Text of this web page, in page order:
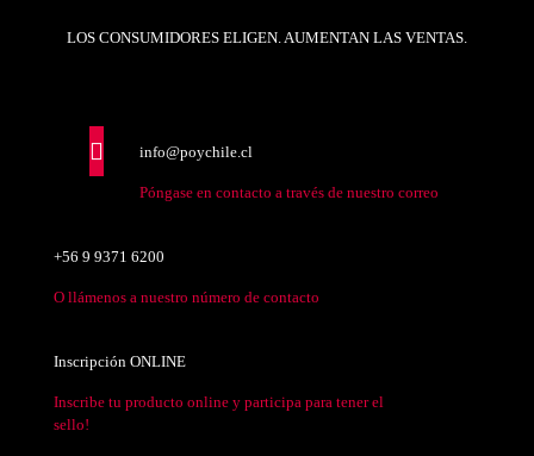
LOS CONSUMIDORES ELIGEN. AUMENTAN LAS VENTAS.
info@poychile.cl
Póngase en contacto a través de nuestro correo
+56 9 9371 6200
O llámenos a nuestro número de contacto
Inscripción ONLINE
Inscribe tu producto online y participa para tener el
sello!